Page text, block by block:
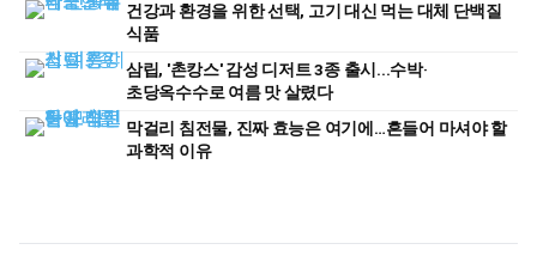
건강과 환경을 위한 선택, 고기 대신 먹는 대체 단백질
식품
삼립, '촌캉스' 감성 디저트 3종 출시...수박·
초당옥수수로 여름 맛 살렸다
막걸리 침전물, 진짜 효능은 여기에…흔들어 마셔야 할
과학적 이유